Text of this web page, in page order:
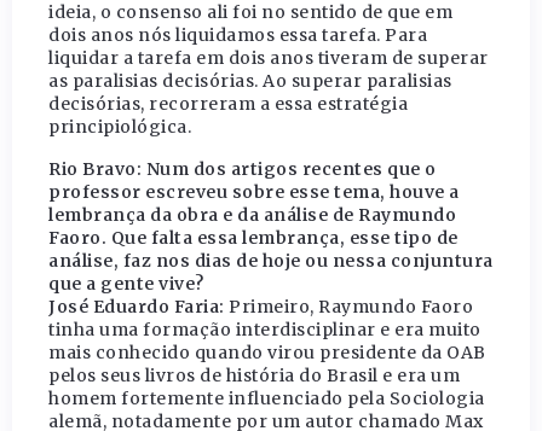
ideia, o consenso ali foi no sentido de que em
dois anos nós liquidamos essa tarefa. Para
liquidar a tarefa em dois anos tiveram de superar
as paralisias decisórias. Ao superar paralisias
decisórias, recorreram a essa estratégia
principiológica.
Rio Bravo: Num dos artigos recentes que o
professor escreveu sobre esse tema, houve a
lembrança da obra e da análise de Raymundo
Faoro. Que falta essa lembrança, esse tipo de
análise, faz nos dias de hoje ou nessa conjuntura
que a gente vive?
José Eduardo Faria: Primeiro, Raymundo Faoro
tinha uma formação interdisciplinar e era muito
mais conhecido quando virou presidente da OAB
pelos seus livros de história do Brasil e era um
homem fortemente influenciado pela Sociologia
alemã, notadamente por um autor chamado Max